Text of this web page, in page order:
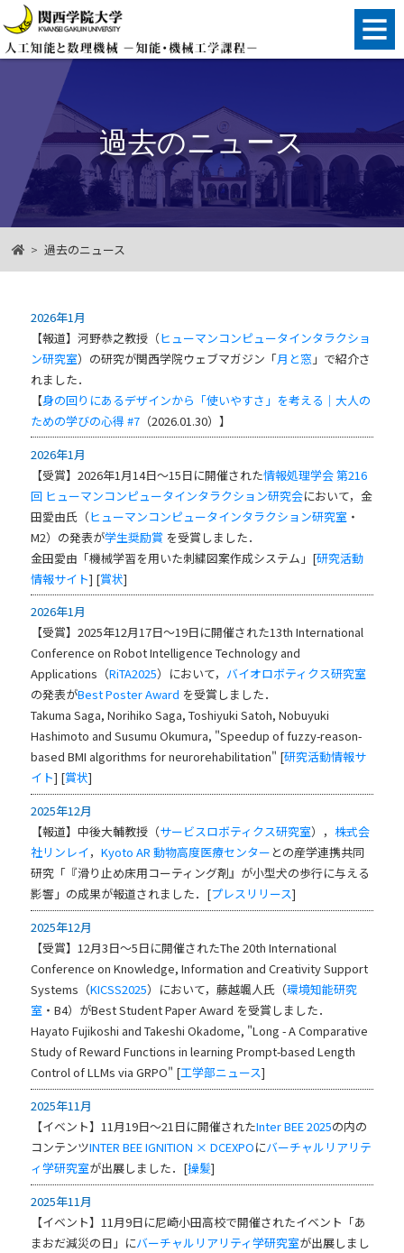
過去のニュース
過去のニュース
2026年1月
【報道】河野恭之教授（ヒューマンコンピュータインタラクショ
ン研究室）の研究が関西学院ウェブマガジン「月と窓 」で紹介さ
れました．
【身の回りにあるデザインから「使いやすさ」を考える｜大人の
ための学びの心得 #7 （2026.01.30）】
2026年1月
【受賞】2026年1月14日～15日に開催された情報処理学会第216
回 ヒューマンコンピュータインタラクション研究会において，金
田愛由氏（ヒューマンコンピュータインタラクション研究室 ・
M2）の発表が学生奨励賞 を受賞しました．
金田愛由「機械学習を用いた刺繍図案作成システム」[研究活動
情報サイト] [賞状]
2026年1月
【受賞】2025年12月17日～19日に開催された13th International
Conference on Robot Intelligence Technology and
Applications（RiTA2025）において， バイオロボティクス研究室
の発表がBest Poster Award を受賞しました．
Takuma Saga, Norihiko Saga, Toshiyuki Satoh, Nobuyuki
Hashimoto and Susumu Okumura, "Speedup of fuzzy-reason-
based BMI algorithms for neurorehabilitation" [研究活動情報サ
イト] [賞状]
2025年12月
【報道】中後大輔教授（サービスロボティクス研究室）， 株式会
社リンレイ，Kyoto AR 動物高度医療センター との産学連携共同
研究「『滑り止め床用コーティング剤』が小型犬の歩行に与える
影響」の成果が報道されました．[プレスリリース]
2025年12月
【受賞】12月3日～5日に開催されたThe 20th International
Conference on Knowledge, Information and Creativity Support
Systems（KICSS2025）において，藤越颯人氏（環境知能研究
室 ・B4）がBest Student Paper Award を受賞しました．
Hayato Fujikoshi and Takeshi Okadome, "Long - A Comparative
Study of Reward Functions in learning Prompt-based Length
Control of LLMs via GRPO" [工学部ニュース]
2025年11月
【イベント】11月19日～21日に開催されたInter BEE 2025の内の
コンテンツINTER BEE IGNITION × DCEXPOにバーチャルリアリテ
ィ学研究室が出展しました．[操髪]
2025年11月
【イベント】11月9日に尼崎小田高校で開催されたイベント「あ
まおだ減災の日」にバーチャルリアリティ学研究室が出展しまし